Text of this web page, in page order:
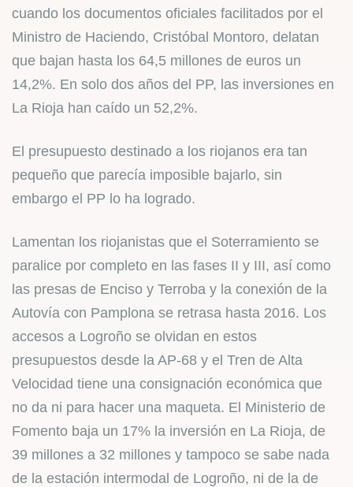
cuando los documentos oficiales facilitados por el
Ministro de Haciendo, Cristóbal Montoro, delatan
que bajan hasta los 64,5 millones de euros un
14,2%. En solo dos años del PP, las inversiones en
La Rioja han caído un 52,2%.
El presupuesto destinado a los riojanos era tan
pequeño que parecía imposible bajarlo, sin
embargo el PP lo ha logrado.
Lamentan los riojanistas que el Soterramiento se
paralice por completo en las fases II y III, así como
las presas de Enciso y Terroba y la conexión de la
Autovía con Pamplona se retrasa hasta 2016. Los
accesos a Logroño se olvidan en estos
presupuestos desde la AP-68 y el Tren de Alta
Velocidad tiene una consignación económica que
no da ni para hacer una maqueta. El Ministerio de
Fomento baja un 17% la inversión en La Rioja, de
39 millones a 32 millones y tampoco se sabe nada
de la estación intermodal de Logroño, ni de la de